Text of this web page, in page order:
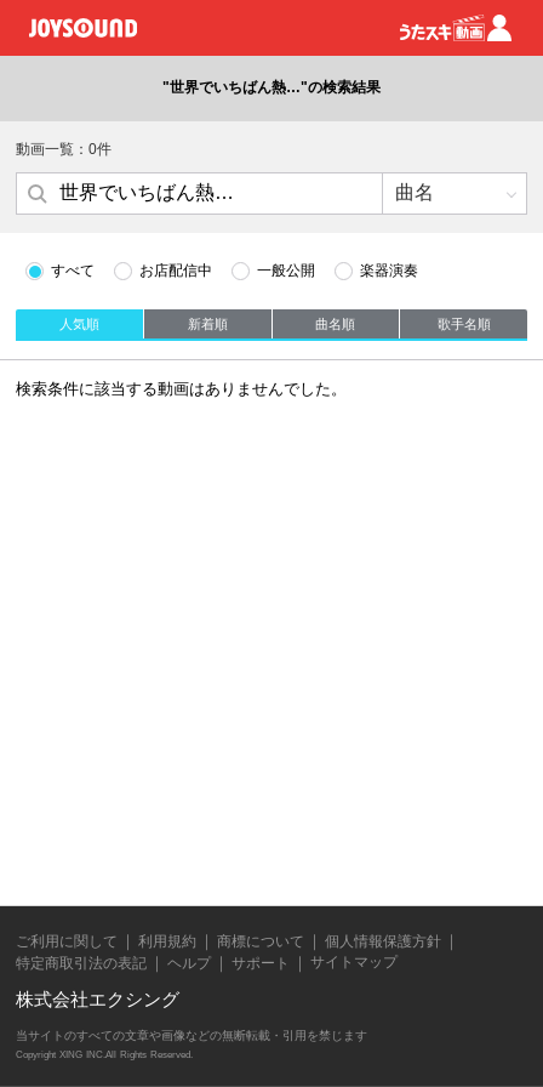
"世界でいちばん熱…"の検索結果
動画一覧：0件
すべて お店配信中 一般公開 楽器演奏
人気順 新着順 曲名順 歌手名順
検索条件に該当する動画はありませんでした。
ご利用に関して 利用規約 商標について
個人情報保護方針
特定商取引法の表記
ヘルプ サポート サイトマップ
株式会社エクシング
当サイトのすべての文章や画像などの無断転載・引用を禁じます
Copyright XING INC.All Rights Reserved.